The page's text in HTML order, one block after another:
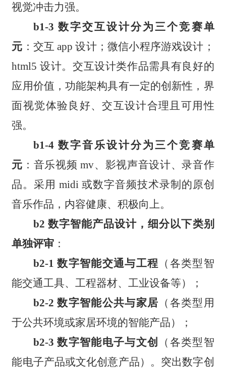
视觉冲击力强。
b1-3 数字交互设计分为三个竞赛单
元 ：交互 app 设计；微信小程序游戏设计；
html5 设计。交互设计类作品需具有良好的
应用价值，功能架构具有一定的创新性，界
面视觉体验良好、交互设计合理且可用性
强。
b1-4 数字音乐设计分为三个竞赛单
元 ：音乐视频 mv、影视声音设计、录音作
品。采用 midi 或数字音频技术录制的原创
音乐作品，内容健康、积极向上。
b2 数字智能产品设计，细分以下类别
单独评审 ：
b2-1 数字智能交通与工程 （各类型智
能交通工具、工程器材、工业设备等）；
b2-2 数字智能公共与家居 （各类型用
于公共环境或家居环境的智能产品）；
b2-3 数字智能电子与文创
（各类型智
能电子产品或文化创意产品）。突出数字创